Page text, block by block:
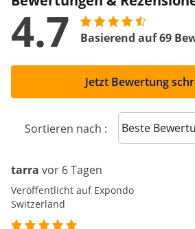
4.7 Basierend auf 69
Jetzt Bewertung
Sortieren nach : Sort reviews
tarra vor 6 Tagen
Veröffentlicht auf Expondo
Switzerland